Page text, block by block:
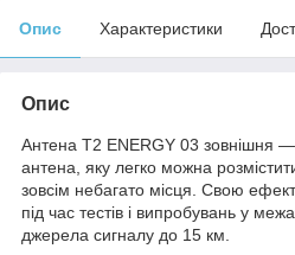
Опис Характеристики
Опис
Антена Т2 ENERGY 03 зовнішня
антена, яку легко можна
зовсім небагато місця. Свою
під час тестів і випробувань у
джерела сигналу до 15 км.